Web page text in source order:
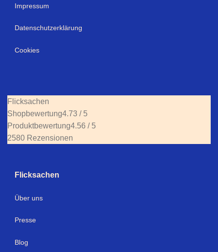
Impressum
Datenschutzerklärung
Cookies
Flicksachen
Shopbewertung4.73 / 5
Produktbewertung4.56 / 5
2580 Rezensionen
Flicksachen
Über uns
Presse
Blog